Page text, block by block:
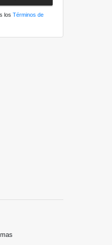
los Términos de